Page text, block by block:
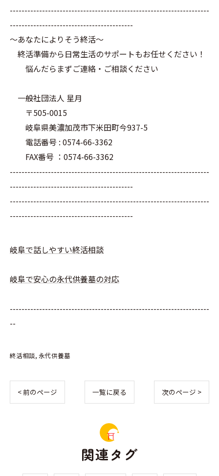
--------------------------------------------------------------------
------------------------------------------
～あなたによりそう終活～
終活準備から日常生活のサポートもお任せください！
悩んだらまずご連絡・ご相談ください
一般社団法人 星月
〒505-0015
岐阜県美濃加茂市下米田町今937-5
電話番号 : 0574-66-3362
FAX番号 ：0574-66-3362
--------------------------------------------------------------------
------------------------------------------
--------------------------------------------------------------------
------------------------------------------
岐阜で話しやすい終活相談
岐阜で安心の永代供養墓の対応
--------------------------------------------------------------------
--
終活相談 永代供養墓
< 前のページ 一覧に戻る 次のページ >
関連タグ